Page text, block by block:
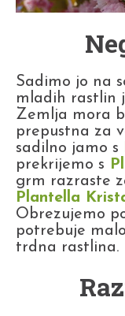
Sadimo jo na
mladih rastlin
Zemlja mora
prepustna za
sadilno jamo s
prekrijemo s
grm razraste
Plantella
Obrezujemo
potrebuje
trdna rastlina.